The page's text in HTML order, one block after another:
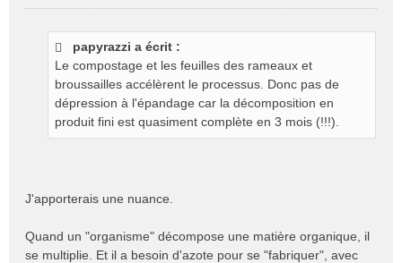
papyrazzi a écrit :
Le compostage et les feuilles des rameaux et
broussailles accélèrent le processus. Donc pas de
dépression à l'épandage car la décomposition en
produit fini est quasiment complète en 3 mois (!!!).
J'apporterais une nuance.
Quand un "organisme" décompose une matière organique, il
se multiplie. Et il a besoin d'azote pour se "fabriquer", avec